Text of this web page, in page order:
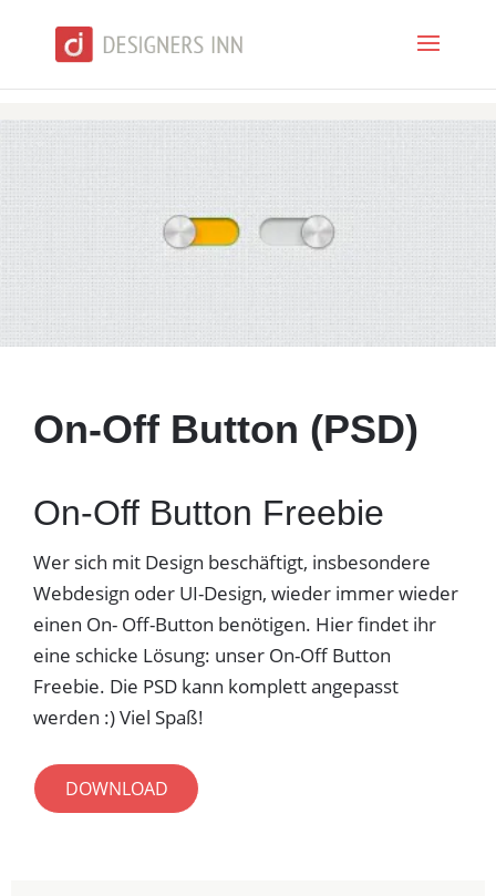
On-Off Button (PSD)
On-Off Button Freebie
Wer sich mit Design beschäftigt, insbesondere
Webdesign oder UI-Design, wieder immer wieder
einen On- Off-Button benötigen. Hier findet ihr
eine schicke Lösung: unser On-Off Button
Freebie. Die PSD kann komplett angepasst
werden :) Viel Spaß!
DOWNLOAD